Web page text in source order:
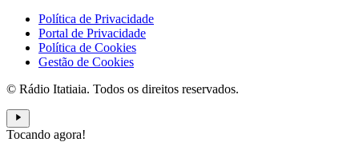
Política de Privacidade
Portal de Privacidade
Política de Cookies
Gestão de Cookies
© Rádio Itatiaia. Todos os direitos reservados.
Tocando agora!